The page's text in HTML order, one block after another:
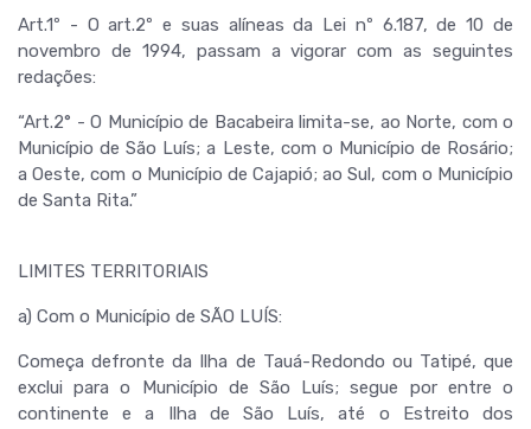
Art.1º - O art.2º e suas alíneas da Lei nº 6.187, de 10 de
novembro de 1994, passam a vigorar com as seguintes
redações:
“Art.2° - O Município de Bacabeira limita-se, ao Norte, com o
Município de São Luís; a Leste, com o Município de Rosário;
a Oeste, com o Município de Cajapió; ao Sul, com o Município
de Santa Rita.”
LIMITES TERRITORIAIS
a) Com o Município de SÃO LUÍS:
Começa defronte da Ilha de Tauá-Redondo ou Tatipé, que
exclui para o Município de São Luís; segue por entre o
continente e a Ilha de São Luís, até o Estreito dos